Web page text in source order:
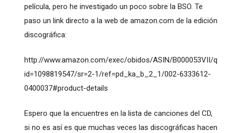
película, pero he investigado un poco sobre la BSO. Te
paso un link directo a la web de amazon.com de la edición
discográfica:
http://www.amazon.com/exec/obidos/ASIN/B000053VII/q
id=1098819547/sr=2-1/ref=pd_ka_b_2_1/002-6333612-
0400037#product-details
Espero que la encuentres en la lista de canciones del CD,
si no es así es que muchas veces las discográficas hacen